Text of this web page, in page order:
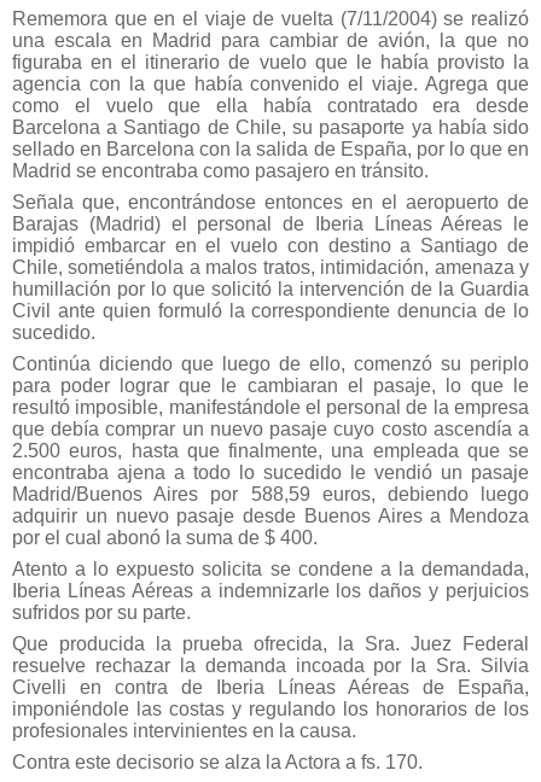
Rememora que en el viaje de vuelta (7/11/2004) se realizó
una escala en Madrid para cambiar de avión, la que no
figuraba en el itinerario de vuelo que le había provisto la
agencia con la que había convenido el viaje. Agrega que
como el vuelo que ella había contratado era desde
Barcelona a Santiago de Chile, su pasaporte ya había sido
sellado en Barcelona con la salida de España, por lo que en
Madrid se encontraba como pasajero en tránsito.
Señala que, encontrándose entonces en el aeropuerto de
Barajas (Madrid) el personal de Iberia Líneas Aéreas le
impidió embarcar en el vuelo con destino a Santiago de
Chile, sometiéndola a malos tratos, intimidación, amenaza y
humillación por lo que solicitó la intervención de la Guardia
Civil ante quien formuló la correspondiente denuncia de lo
sucedido.
Continúa diciendo que luego de ello, comenzó su periplo
para poder lograr que le cambiaran el pasaje, lo que le
resultó imposible, manifestándole el personal de la empresa
que debía comprar un nuevo pasaje cuyo costo ascendía a
2.500 euros, hasta que finalmente, una empleada que se
encontraba ajena a todo lo sucedido le vendió un pasaje
Madrid/Buenos Aires por 588,59 euros, debiendo luego
adquirir un nuevo pasaje desde Buenos Aires a Mendoza
por el cual abonó la suma de $ 400.
Atento a lo expuesto solicita se condene a la demandada,
Iberia Líneas Aéreas a indemnizarle los daños y perjuicios
sufridos por su parte.
Que producida la prueba ofrecida, la Sra. Juez Federal
resuelve rechazar la demanda incoada por la Sra. Silvia
Civelli en contra de Iberia Líneas Aéreas de España,
imponiéndole las costas y regulando los honorarios de los
profesionales intervinientes en la causa.
Contra este decisorio se alza la Actora a fs. 170.